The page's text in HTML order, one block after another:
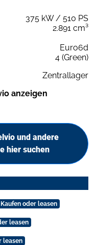
375 kW / 510 PS
2.891 cm³
Euro6d
4 (Green)
Zentrallager
anzeigen
und andere
hier suchen
oder leasen
leasen
leasen